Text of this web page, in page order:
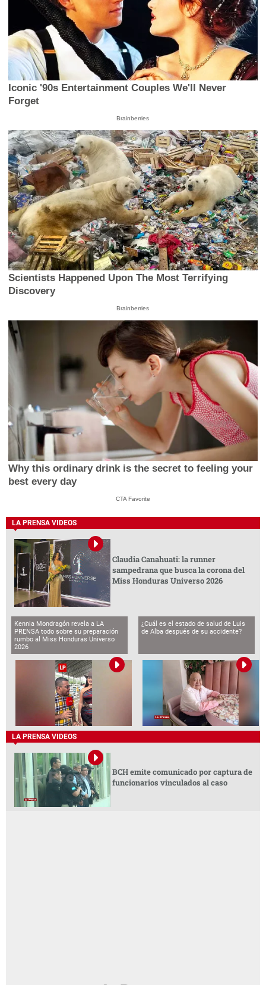
Iconic '90s Entertainment Couples We'll Never
Forget
Brainberries
Scientists Happened Upon The Most Terrifying
Discovery
Brainberries
Why this ordinary drink is the secret to feeling your
best every day
CTA Favorite
LA PRENSA VIDEOS
Claudia Canahuati: la runner
sampedrana que busca la corona del
Miss Honduras Universo 2026
Kennia Mondragón revela a LA
PRENSA todo sobre su preparación
rumbo al Miss Honduras Universo
2026
¿Cuál es el estado de salud de Luis
de Alba después de su accidente?
LA PRENSA VIDEOS
BCH emite comunicado por captura de
funcionarios vinculados al caso